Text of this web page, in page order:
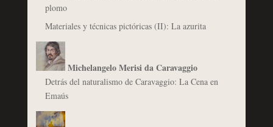
plomo
Materiales y técnicas pictóricas (II): La azurita
Michelangelo Merisi da Caravaggio
Detrás del naturalismo de Caravaggio: La Cena en
Emaús